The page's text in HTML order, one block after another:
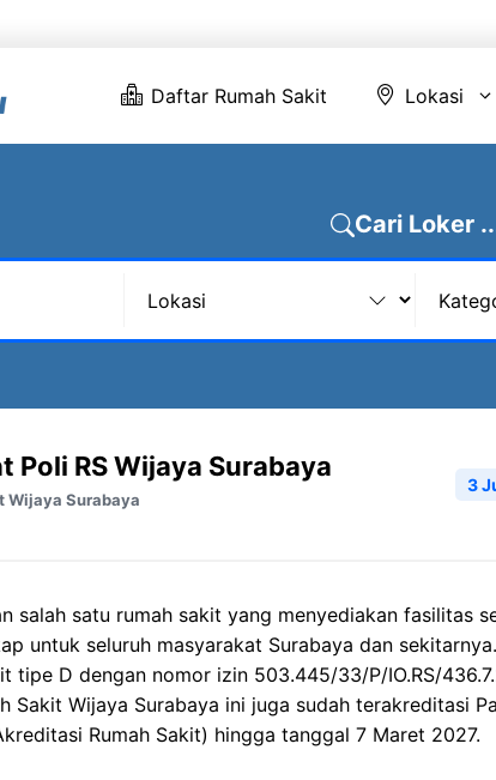
Daftar Rumah Sakit Lokasi
Cari Loker
Poli RS Wijaya Surabaya
Wijaya Surabaya
3
salah satu rumah sakit yang menyediakan fasilitas
untuk seluruh masyarakat Surabaya dan
tipe D dengan nomor izin 503.445/33/P/IO.RS/
Sakit Wijaya Surabaya ini juga sudah terakreditasi
Rumah Sakit) hingga tanggal 7 Maret 2027.